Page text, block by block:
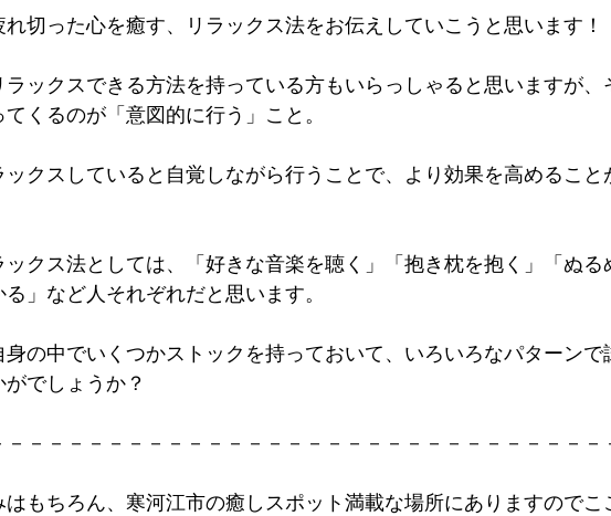
切った心を癒す、リラックス法をお伝えしていこうと思います！
ラックスできる方法を持っている方もいらっしゃると思いますが、
くるのが「意図的に行う」こと。
ックスしていると自覚しながら行うことで、より効果を高めること
クス法としては、「好きな音楽を聴く」「抱き枕を抱く」「ぬる
」など人それぞれだと思います。
の中でいくつかストックを持っておいて、いろいろなパターンで
でしょうか？
－－－－－－－－－－－－－－－－－－－－－－－－－－－－－
もちろん、寒河江市の癒しスポット満載な場所にありますのでこ